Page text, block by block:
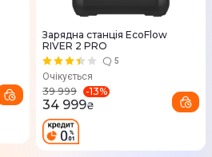
Зарядна станцiя EcoFlow
RIVER 2 PRO
5
Очікується
39 999 -13%
34 999₴